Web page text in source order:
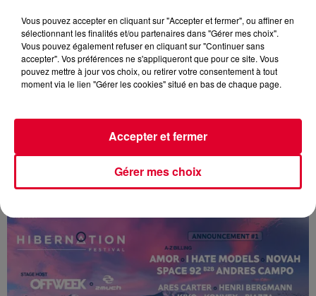
THE AVENER SORT UN NOUVEAU SINGLE ET SERA AU ZÉNITH DE
Vous pouvez accepter en cliquant sur "Accepter et fermer", ou affiner en
sélectionnant les finalités et/ou partenaires dans "Gérer mes choix".
Vous pouvez également refuser en cliquant sur "Continuer sans
accepter". Vos préférences ne s'appliqueront que pour ce site. Vous
pouvez mettre à jour vos choix, ou retirer votre consentement à tout
moment via le lien "Gérer les cookies" situé en bas de chaque page.
Gérer mes choix
Accepter et fermer